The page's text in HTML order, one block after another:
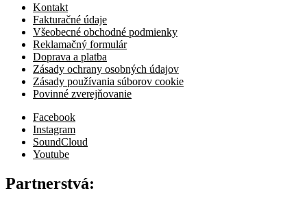
Kontakt
Fakturačné údaje
Všeobecné obchodné podmienky
Reklamačný formulár
Doprava a platba
Zásady ochrany osobných údajov
Zásady používania súborov cookie
Povinné zverejňovanie
Facebook
Instagram
SoundCloud
Youtube
Partnerstvá: